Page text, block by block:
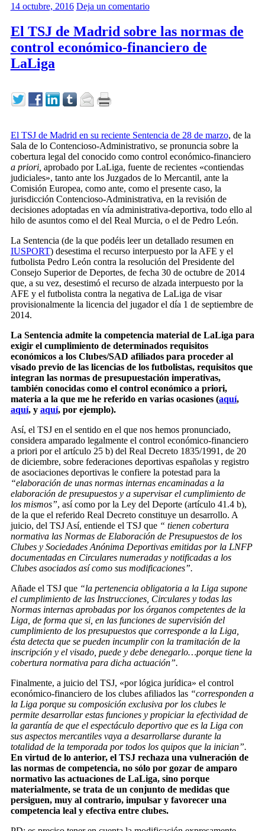
14 octubre, 2016 Deja un comentario
El TSJ de Madrid sobre las normas de
control económico-financiero de
LaLiga
El TSJ de Madrid en su reciente Sentencia de 28 de marzo, de la
Sala de lo Contencioso-Administrativo, se pronuncia sobre la
cobertura legal del conocido como control económico-financiero
a priori, aprobado por LaLiga, fuente de recientes «contiendas
judiciales», tanto ante los Juzgados de lo Mercantil, ante la
Comisión Europea, como ante, como el presente caso, la
jurisdicción Contencioso-Administrativa, en la revisión de
decisiones adoptadas en vía administrativa-deportiva, todo ello al
hilo de asuntos como el del Real Murcia, o el de Pedro León.
La Sentencia (de la que podéis leer un detallado resumen en
IUSPORT) desestima el recurso interpuesto por la AFE y el
futbolista Pedro León contra la resolución del Presidente del
Consejo Superior de Deportes, de fecha 30 de octubre de 2014
que, a su vez, desestimó el recurso de alzada interpuesto por la
AFE y el futbolista contra la negativa de LaLiga de visar
provisionalmente la licencia del jugador el día 1 de septiembre de
2014.
La Sentencia admite la competencia material de LaLiga para
exigir el cumplimiento de determinados requisitos
económicos a los Clubes/SAD afiliados para proceder al
visado previo de las licencias de los futbolistas, requisitos que
integran las normas de presupuestación imperativas,
también conocidas como el control económico a priori,
materia a la que me he referido en varias ocasiones (aquí,
aquí, y aquí, por ejemplo).
Así, el TSJ en el sentido en el que nos hemos pronunciado,
considera amparado legalmente el control económico-financiero
a priori por el artículo 25 b) del Real Decreto 1835/1991, de 20
de diciembre, sobre federaciones deportivas españolas y registro
de asociaciones deportivas le confiere la potestad para la
“elaboración de unas normas internas encaminadas a la
elaboración de presupuestos y a supervisar el cumplimiento de
los mismos”, así como por la Ley del Deporte (artículo 41.4 b),
de la que el referido Real Decreto constituye un desarrollo. A
juicio, del TSJ Así, entiende el TSJ que “ tienen cobertura
normativa las Normas de Elaboración de Presupuestos de los
Clubes y Sociedades Anónima Deportivas emitidas por la LNFP
documentadas en Circulares numeradas y notificadas a los
Clubes asociados así como sus modificaciones”.
Añade el TSJ que “la pertenencia obligatoria a la Liga supone
el cumplimiento de las Instrucciones, Circulares y todas las
Normas internas aprobadas por los órganos competentes de la
Liga, de forma que si, en las funciones de supervisión del
cumplimiento de los presupuestos que corresponde a la Liga,
ésta detecta que se pueden incumplir con la tramitación de la
inscripción y el visado, puede y debe denegarlo…porque tiene la
cobertura normativa para dicha actuación”.
Finalmente, a juicio del TSJ, «por lógica jurídica» el control
económico-financiero de los clubes afiliados las “corresponden a
la Liga porque su composición exclusiva por los clubes le
permite desarrollar estas funciones y propiciar la efectividad de
la garantía de que el espectáculo deportivo que es la Liga con
sus aspectos mercantiles vaya a desarrollarse durante la
totalidad de la temporada por todos los quipos que la inician”.
En virtud de lo anterior, el TSJ rechaza una vulneración de
las normas de competencia, no sólo por gozar de amparo
normativo las actuaciones de LaLiga, sino porque
materialmente, se trata de un conjunto de medidas que
persiguen, muy al contrario, impulsar y favorecer una
competencia leal y efectiva entre clubes.